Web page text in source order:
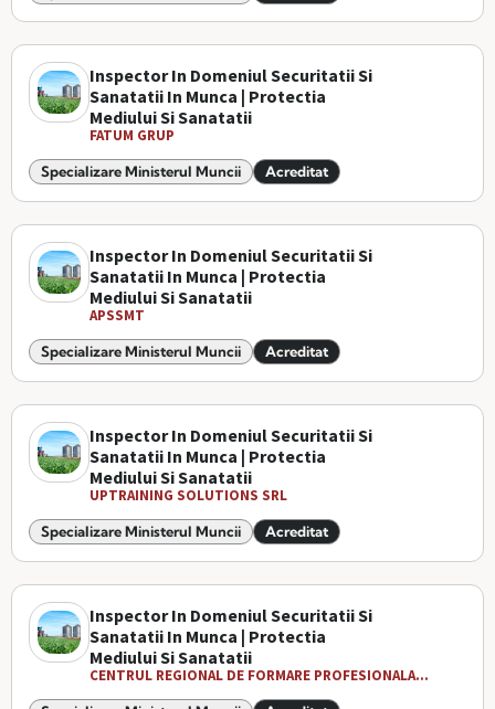
Inspector In Domeniul Securitatii Si
Sanatatii In Munca | Protectia
Mediului Si Sanatatii
FATUM GRUP
Specializare Ministerul Muncii Acreditat
Inspector In Domeniul Securitatii Si
Sanatatii In Munca | Protectia
Mediului Si Sanatatii
APSSMT
Specializare Ministerul Muncii Acreditat
Inspector In Domeniul Securitatii Si
Sanatatii In Munca | Protectia
Mediului Si Sanatatii
UPTRAINING SOLUTIONS SRL
Specializare Ministerul Muncii Acreditat
Inspector In Domeniul Securitatii Si
Sanatatii In Munca | Protectia
Mediului Si Sanatatii
CENTRUL REGIONAL DE FORMARE PROFESIONALA...